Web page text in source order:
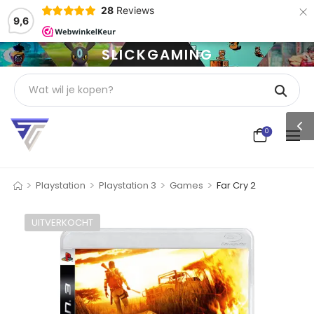
9,6
28 Reviews ×
SLICKGAMING
0
> Playstation > Playstation 3 > Games > Far Cry 2
UITVERKOCHT